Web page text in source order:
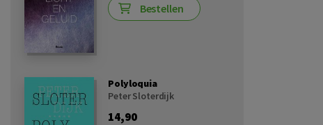
Bestellen
Polyloquia
Peter Sloterdijk
14,90